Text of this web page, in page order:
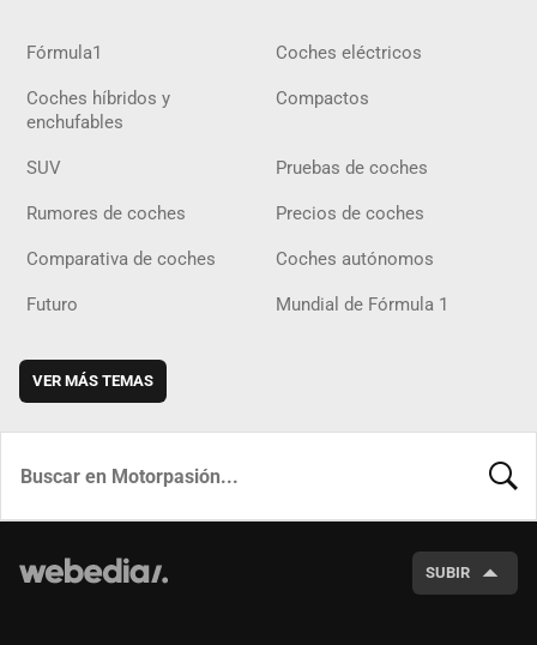
Fórmula1 Coches eléctricos
Coches híbridos y
enchufables
Compactos
SUV Pruebas de coches
Rumores de coches Precios de coches
Comparativa de coches Coches autónomos
Futuro Mundial de Fórmula 1
VER MÁS TEMAS
SUBIR